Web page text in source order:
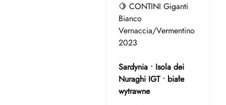
🍋 CONTINI Giganti
Bianco
Vernaccia/Vermentino
2023
Sardynia • Isola dei
Nuraghi IGT • białe
wytrawne